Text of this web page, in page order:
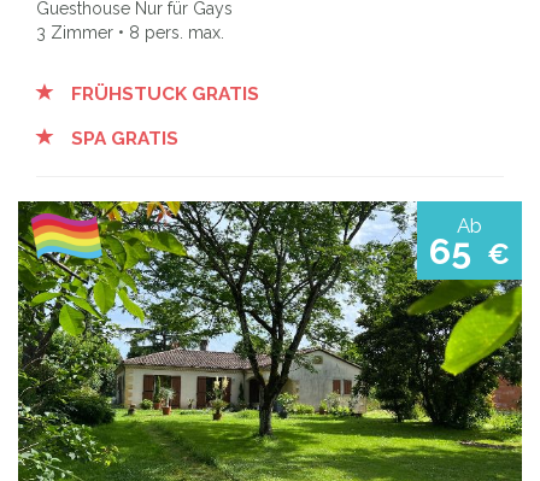
Guesthouse Nur für Gays
3 Zimmer • 8 pers. max.
FRÜHSTUCK GRATIS
SPA GRATIS
Ab
65 €